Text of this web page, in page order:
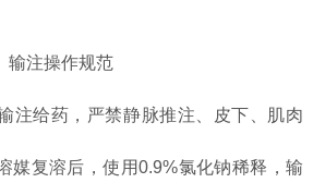
注操作规范
给药，严禁静脉推注、皮下、肌肉
媒复溶后，使用0.9%氯化钠稀释，输